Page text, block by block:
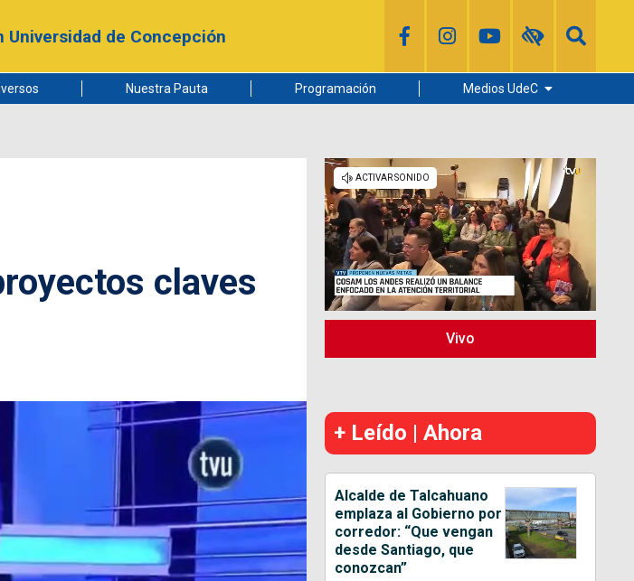
Universidad de Concepción
Nuestra Pauta Programación Medios UdeC
Radio UdeC
Noticias UdeC
La Discusión
claves
Vivo
+ Leído | Ahora
Alcalde de Talcahuano
emplaza al Gobierno por
corredor: “Que vengan
desde Santiago, que
conozcan”